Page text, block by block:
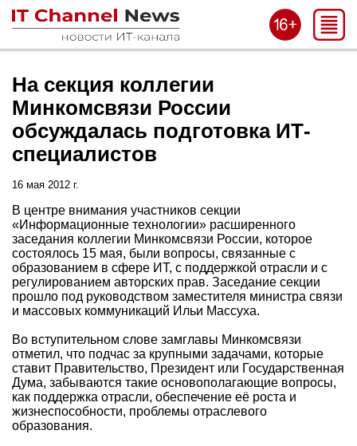
На секция коллегии
Минкомсвязи России
обсуждалась подготовка ИТ-
специалистов
16 мая 2012 г.
В центре внимания участников секции
«Информационные технологии» расширенного
заседания коллегии Минкомсвязи России, которое
состоялось 15 мая, были вопросы, связанные с
образованием в сфере ИТ, с поддержкой отрасли и с
регулированием авторских прав. Заседание секции
прошло под руководством заместителя министра связи
и массовых коммуникаций Ильи Массуха.
Во вступительном слове замглавы Минкомсвязи
отметил, что подчас за крупными задачами, которые
ставит Правительство, Президент или Государственная
Дума, забываются такие основополагающие вопросы,
как поддержка отрасли, обеспечение её роста и
жизнеспособности, проблемы отраслевого
образования.